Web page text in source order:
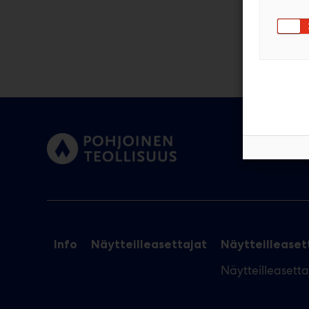
Info Näytteilleasettajat